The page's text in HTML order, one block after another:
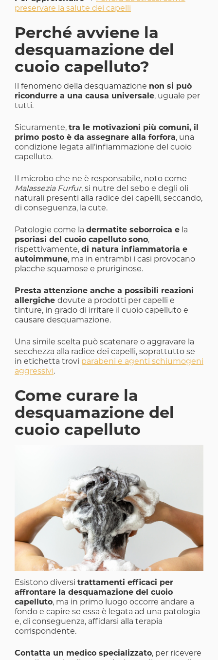
preservare la salute dei capelli
Perché avviene la
desquamazione del
cuoio capelluto?
Il fenomeno della desquamazione non si può
ricondurre a una causa universale, uguale per
tutti.
Sicuramente, tra le motivazioni più comuni, il
primo posto è da assegnare alla forfora, una
condizione legata all’infiammazione del cuoio
capelluto.
Il microbo che ne è responsabile, noto come
Malassezia Furfur, si nutre del sebo e degli oli
naturali presenti alla radice dei capelli, seccando,
di conseguenza, la cute.
Patologie come la dermatite seborroica e la
psoriasi del cuoio capelluto sono,
rispettivamente, di natura infiammatoria e
autoimmune, ma in entrambi i casi provocano
placche squamose e pruriginose.
Presta attenzione anche a possibili reazioni
allergiche dovute a prodotti per capelli e
tinture, in grado di irritare il cuoio capelluto e
causare desquamazione.
Una simile scelta può scatenare o aggravare la
secchezza alla radice dei capelli, soprattutto se
in etichetta trovi parabeni e agenti schiumogeni
aggressivi.
Come curare la
desquamazione del
cuoio capelluto
Esistono diversi trattamenti efficaci per
affrontare la desquamazione del cuoio
capelluto, ma in primo luogo occorre andare a
fondo e capire se essa è legata ad una patologia
e, di conseguenza, affidarsi alla terapia
corrispondente.
Contatta un medico specializzato, per ricevere